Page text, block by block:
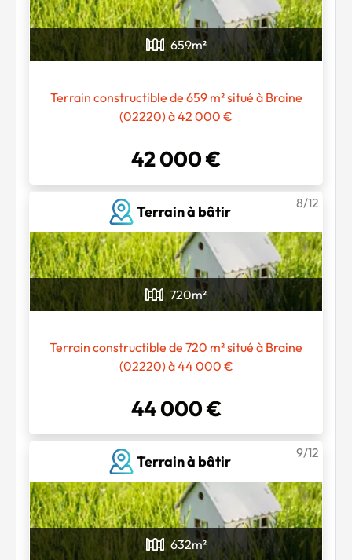
659m²
Terrain constructible de 659 m² situé à Braine
(02220) à 42 000 €
42 000 €
Terrain à bâtir
8/12
720m²
Terrain constructible de 720 m² situé à Braine
(02220) à 44 000 €
44 000 €
Terrain à bâtir
9/12
632m²